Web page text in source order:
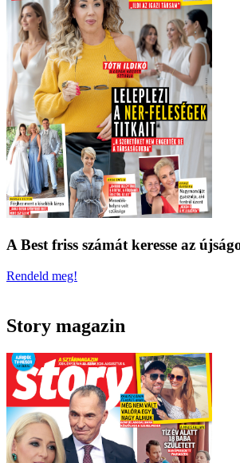
A Best friss számát keresse az
Rendeld meg!
Story magazin